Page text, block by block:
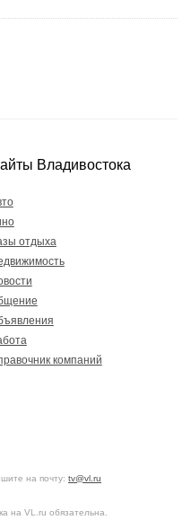
Владивостока
отдыха
компаний
на почту: tv@vl.ru
на VL.ru обязательна.